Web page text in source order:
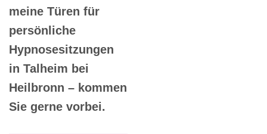
meine Türen für
persönliche
Hypnosesitzungen
in Talheim bei
Heilbronn – kommen
Sie gerne vorbei.